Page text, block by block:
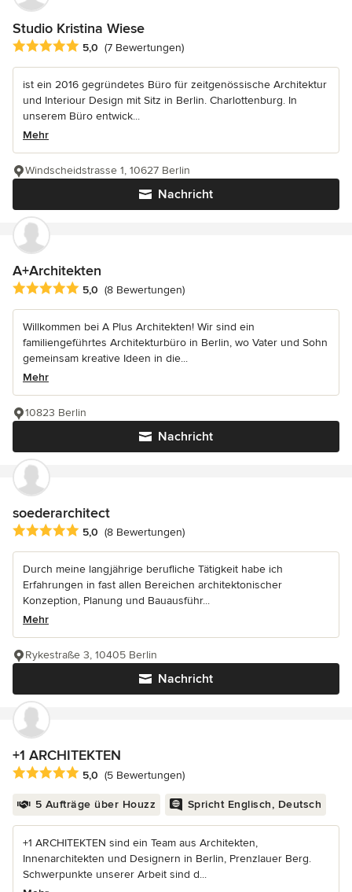
Studio Kristina Wiese
Durchschnittliche Bewertung: 5 von 5 Sternen
5,0 (7 Bewertungen)
ist ein 2016 gegründetes Büro für zeitgenössische Architektur
und Interiour Design mit Sitz in Berlin. Charlottenburg. In
unserem Büro entwick...
Mehr
Nachricht
Windscheidstrasse 1, 10627 Berlin
A+Architekten
Durchschnittliche Bewertung: 5 von 5 Sternen
5,0 (8 Bewertungen)
Willkommen bei A Plus Architekten! Wir sind ein
familiengeführtes Architekturbüro in Berlin, wo Vater und Sohn
gemeinsam kreative Ideen in die...
Mehr
Nachricht
10823 Berlin
soederarchitect
Durchschnittliche Bewertung: 5 von 5 Sternen
5,0 (8 Bewertungen)
Durch meine langjährige berufliche Tätigkeit habe ich
Erfahrungen in fast allen Bereichen architektonischer
Konzeption, Planung und Bauausführ...
Mehr
Nachricht
Rykestraße 3, 10405 Berlin
+1 ARCHITEKTEN
Durchschnittliche Bewertung: 5 von 5 Sternen
5,0 (5 Bewertungen)
5 Aufträge über Houzz Spricht Englisch, Deutsch
+1 ARCHITEKTEN sind ein Team aus Architekten,
Innenarchitekten und Designern in Berlin, Prenzlauer Berg.
Schwerpunkte unserer Arbeit sind d...